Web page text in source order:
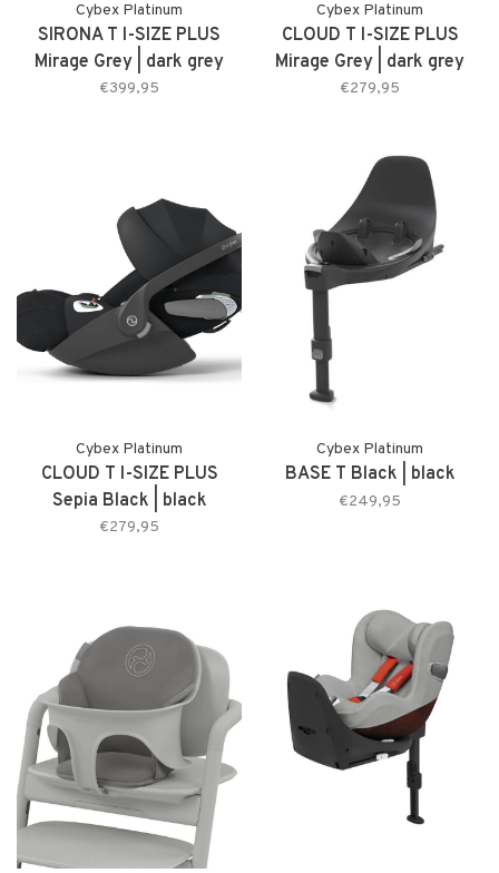
Cybex Platinum
SIRONA T I-SIZE PLUS
Mirage Grey | dark grey
€399,95
Cybex Platinum
CLOUD T I-SIZE PLUS
Mirage Grey | dark grey
€279,95
Cybex Platinum
CLOUD T I-SIZE PLUS
Sepia Black | black
€279,95
Cybex Platinum
BASE T Black | black
€249,95